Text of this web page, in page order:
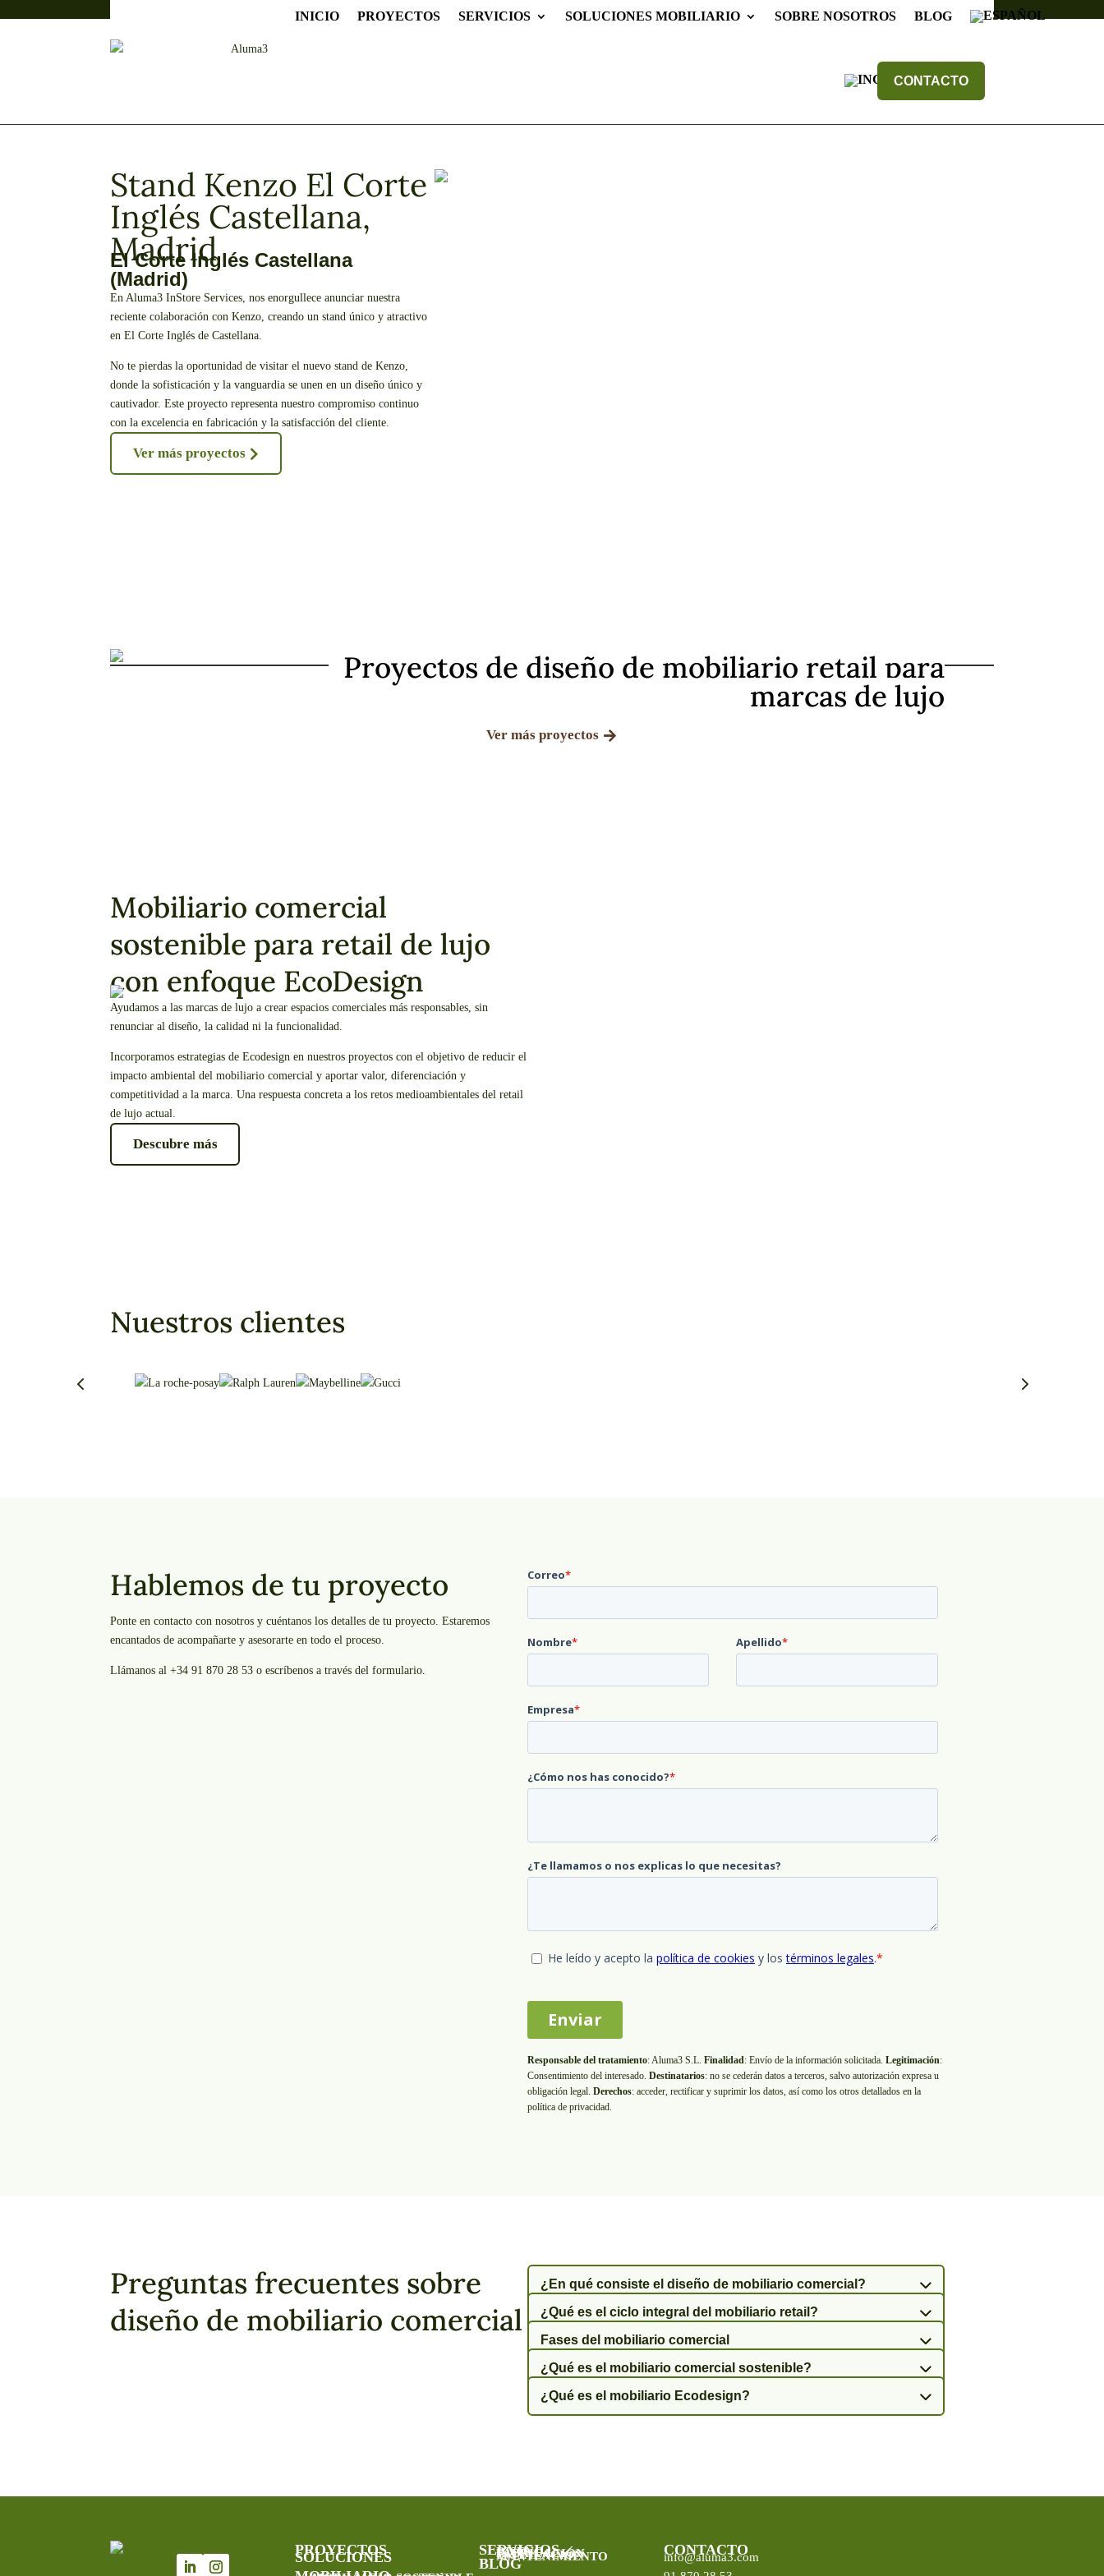
+34 91 870 28 53
INICIO PROYECTOS SERVICIOS SOLUCIONES MOBILIARIO SOBRE NOSOTROS BLOG
CONTACTO
Stand Kenzo El Corte
Inglés Castellana,
Madrid
El Corte Inglés Castellana
(Madrid)
En Aluma3 InStore Services, nos enorgullece anunciar nuestra
reciente colaboración con Kenzo, creando un stand único y atractivo
en El Corte Inglés de Castellana.
No te pierdas la oportunidad de visitar el nuevo stand de Kenzo,
donde la sofisticación y la vanguardia se unen en un diseño único y
cautivador. Este proyecto representa nuestro compromiso continuo
con la excelencia en fabricación y la satisfacción del cliente.
Ver más proyectos
Proyectos de diseño de mobiliario retail para
marcas de lujo
Ver más proyectos
Mobiliario comercial
sostenible para retail de lujo
con enfoque EcoDesign
Ayudamos a las marcas de lujo a crear espacios comerciales más responsables, sin
renunciar al diseño, la calidad ni la funcionalidad.
Incorporamos estrategias de Ecodesign en nuestros proyectos con el objetivo de reducir el
impacto ambiental del mobiliario comercial y aportar valor, diferenciación y
competitividad a la marca. Una respuesta concreta a los retos medioambientales del retail
de lujo actual.
Descubre más
Nuestros clientes
Hablemos de tu proyecto
Ponte en contacto con nosotros y cuéntanos los detalles de tu proyecto. Estaremos
encantados de acompañarte y asesorarte en todo el proceso.
Llámanos al +34 91 870 28 53 o escríbenos a través del formulario.
Responsable del tratamiento:Aluma3 S.L. Finalidad: Envío de la información solicitada.Legitimación:
Consentimiento del interesado.Destinatarios: no se cederán datos a terceros, salvo autorización expresa u
obligación legal.Derechos: acceder, rectificar y suprimir los datos, así como los otros detallados en la
política de privacidad.
Preguntas frecuentes sobre
diseño de mobiliario comercial
¿En qué consiste el diseño de mobiliario comercial?
¿Qué es el ciclo integral del mobiliario retail?
Fases del mobiliario comercial
¿Qué es el mobiliario comercial sostenible?
¿Qué es el mobiliario Ecodesign?
PROYECTOS
SOLUCIONES
SERVICIOS
DISEÑO
FABRICACIÓN
INSTALACIÓN
MANTENIMIENTO
BLOG
CONTACTO
info@aluma3.com